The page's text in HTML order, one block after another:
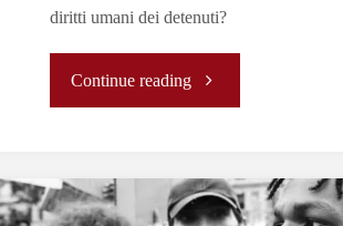
diritti umani dei detenuti?
Continue reading"Combattere
criminalità